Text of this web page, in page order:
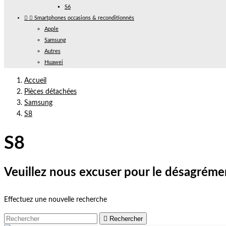
S6
  Smartphones occasions & reconditionnés
Apple
Samsung
Autres
Huawei
Accueil
Pièces détachées
Samsung
S8
S8
Veuillez nous excuser pour le
Effectuez une nouvelle recherche
 Rechercher